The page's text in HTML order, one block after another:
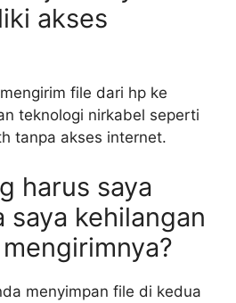
akses
file dari hp ke
teknologi nirkabel seperti
tanpa akses internet.
harus saya
saya kehilangan
menyimpan file di kedua